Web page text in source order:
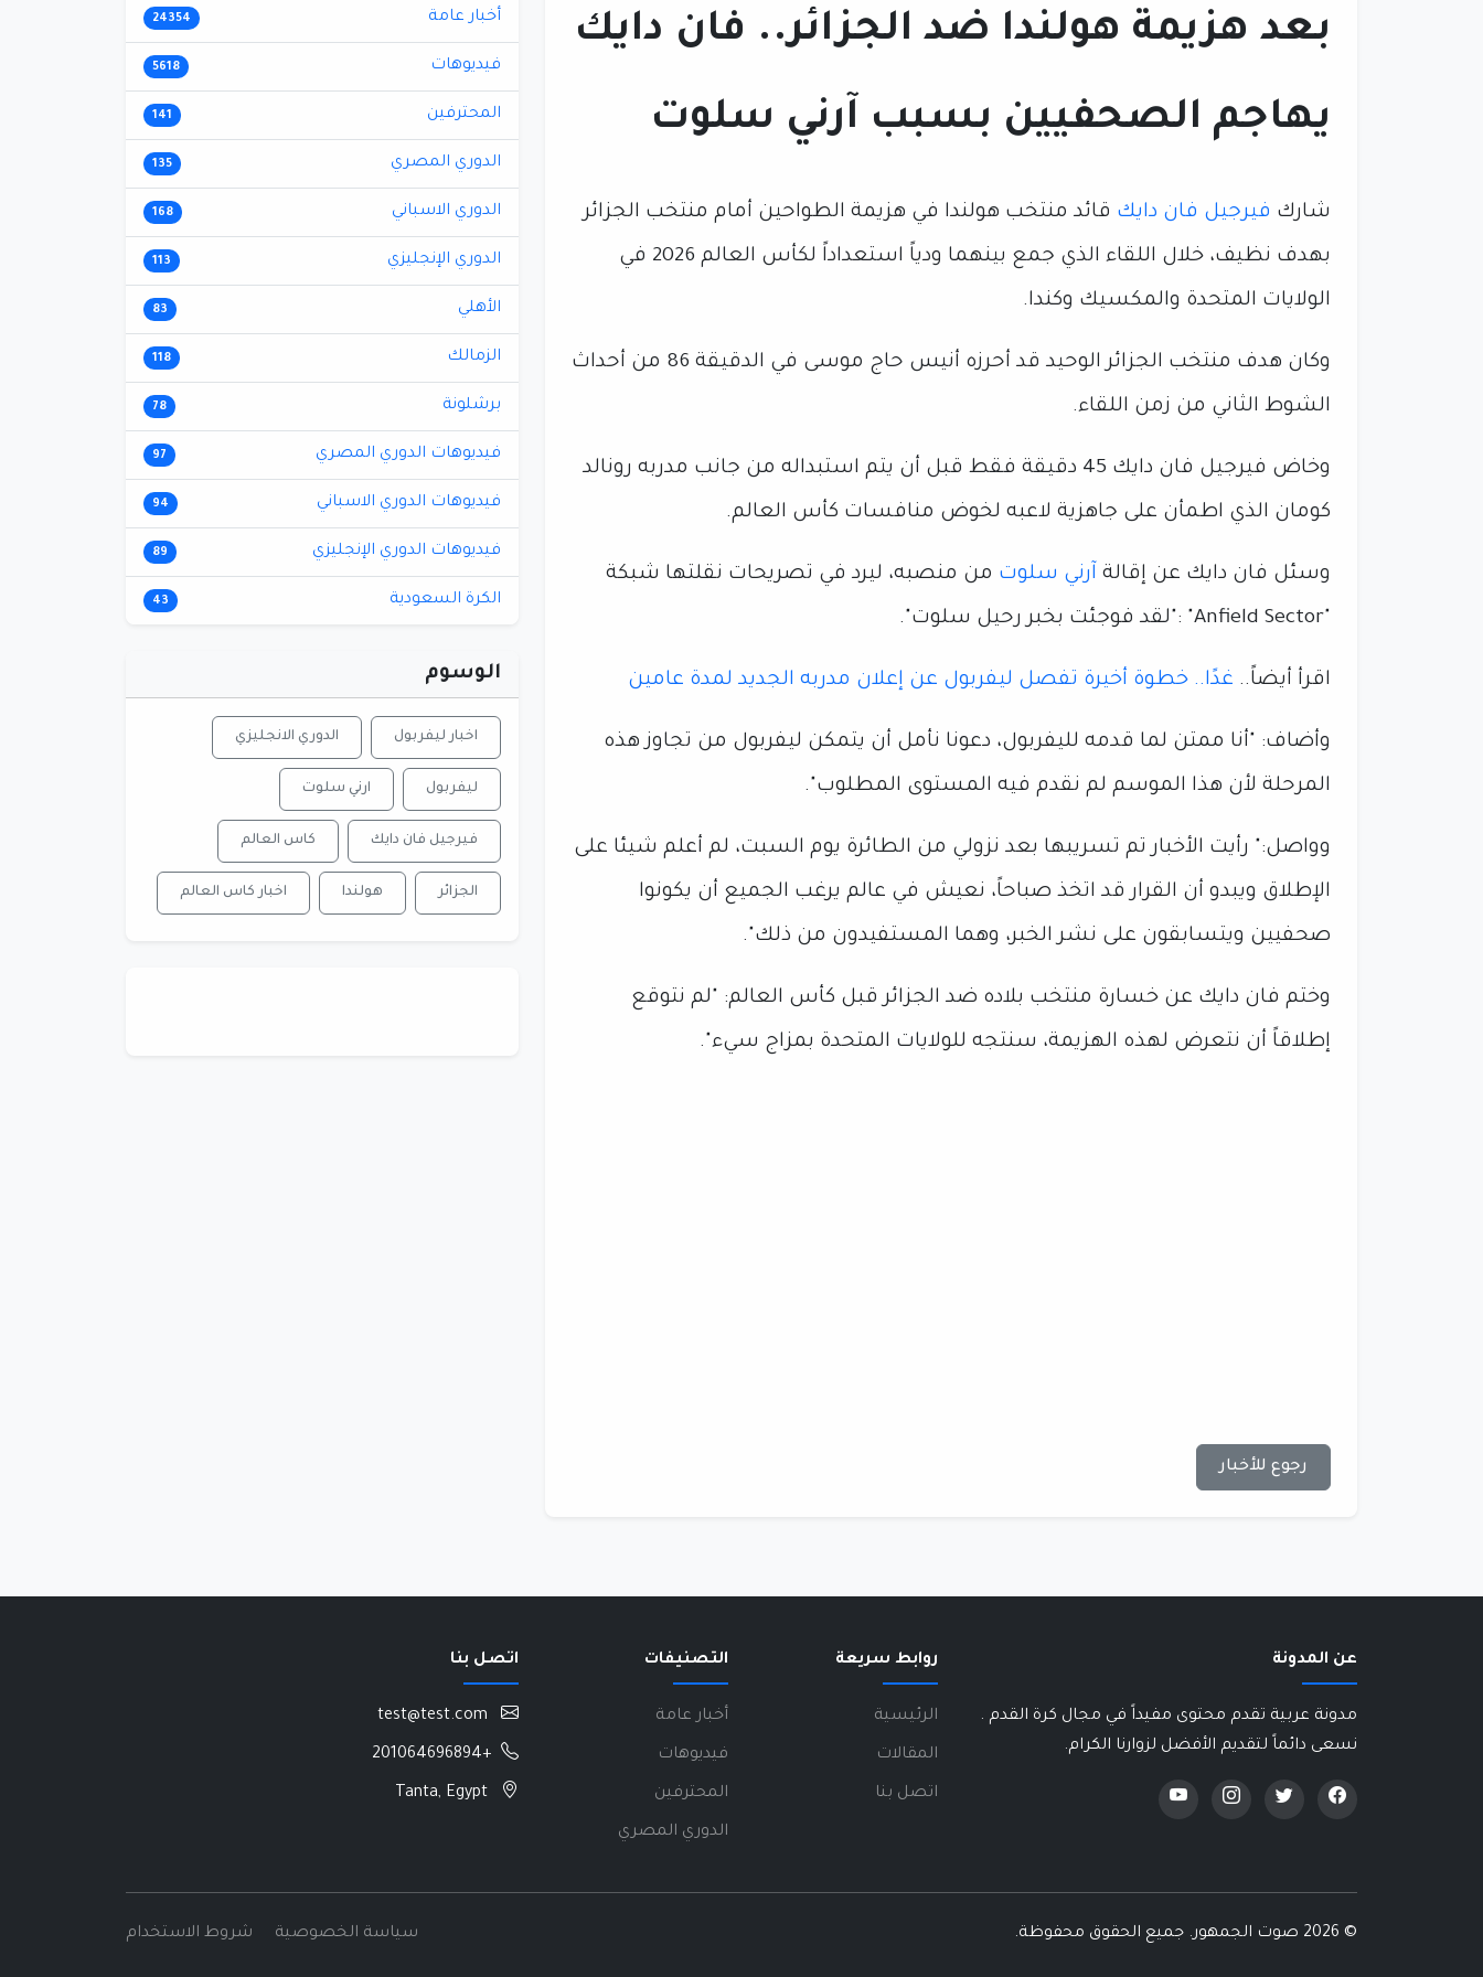
بعد هزيمة هولندا ضد الجزائر.. فان دايك
يهاجم الصحفيين بسبب آرني سلوت
شارك فيرجيل فان دايك قائد منتخب هولندا في هزيمة الطواحين أمام منتخب الجزائر
بهدف نظيف، خلال اللقاء الذي جمع بينهما ودياً استعداداً لكأس العالم 2026 في
الولايات المتحدة والمكسيك وكندا.
وكان هدف منتخب الجزائر الوحيد قد أحرزه أنيس حاج موسى في الدقيقة 86 من أحداث
الشوط الثاني من زمن اللقاء.
وخاض فيرجيل فان دايك 45 دقيقة فقط قبل أن يتم استبداله من جانب مدربه رونالد
كومان الذي اطمأن على جاهزية لاعبه لخوض منافسات كأس العالم.
وسئل فان دايك عن إقالة آرني سلوت من منصبه، ليرد في تصريحات نقلتها شبكة
"Anfield Sector" :"لقد فوجئت بخبر رحيل سلوت".
اقرأ أيضاً.. غدًا.. خطوة أخيرة تفصل ليفربول عن إعلان مدربه الجديد لمدة عامين
وأضاف: "أنا ممتن لما قدمه لليفربول، دعونا نأمل أن يتمكن ليفربول من تجاوز هذه
المرحلة لأن هذا الموسم لم نقدم فيه المستوى المطلوب".
وواصل:" رأيت الأخبار تم تسريبها بعد نزولي من الطائرة يوم السبت، لم أعلم شيئا على
الإطلاق ويبدو أن القرار قد اتخذ صباحاً، نعيش في عالم يرغب الجميع أن يكونوا
صحفيين ويتسابقون على نشر الخبر، وهما المستفيدون من ذلك".
وختم فان دايك عن خسارة منتخب بلاده ضد الجزائر قبل كأس العالم: "لم نتوقع
إطلاقاً أن نتعرض لهذه الهزيمة، سنتجه للولايات المتحدة بمزاج سيء".
رجوع للأخبار
أخبار عامة 24354
فيديوهات 5618
المحترفين 141
الدوري المصري 135
الدوري الاسباني 168
الدوري الإنجليزي 113
الأهلي 83
الزمالك 118
برشلونة 78
فيديوهات الدوري المصري 97
فيديوهات الدوري الاسباني 94
فيديوهات الدوري الإنجليزي 89
الكرة السعودية 43
الوسوم
اخبار ليفربول الدوري الانجليزي
ليفربول ارني سلوت
فيرجيل فان دايك كاس العالم
الجزائر هولندا اخبار كاس العالم
عن المدونة
مدونة عربية تقدم محتوى مفيداً في مجال كرة القدم .
نسعى دائماً لتقديم الأفضل لزوارنا الكرام.
روابط سريعة
الرئيسية
المقالات
اتصل بنا
التصنيفات
أخبار عامة
فيديوهات
المحترفين
الدوري المصري
اتصل بنا
+201064696894
© 2026 صوت الجمهور. جميع الحقوق محفوظة. سياسة الخصوصية شروط الاستخدام